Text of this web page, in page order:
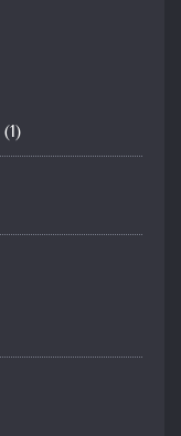
(1)